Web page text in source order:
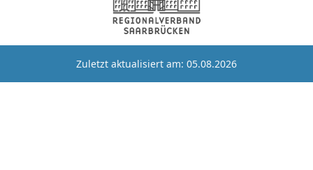
Zuletzt aktualisiert am: 05.08.2026